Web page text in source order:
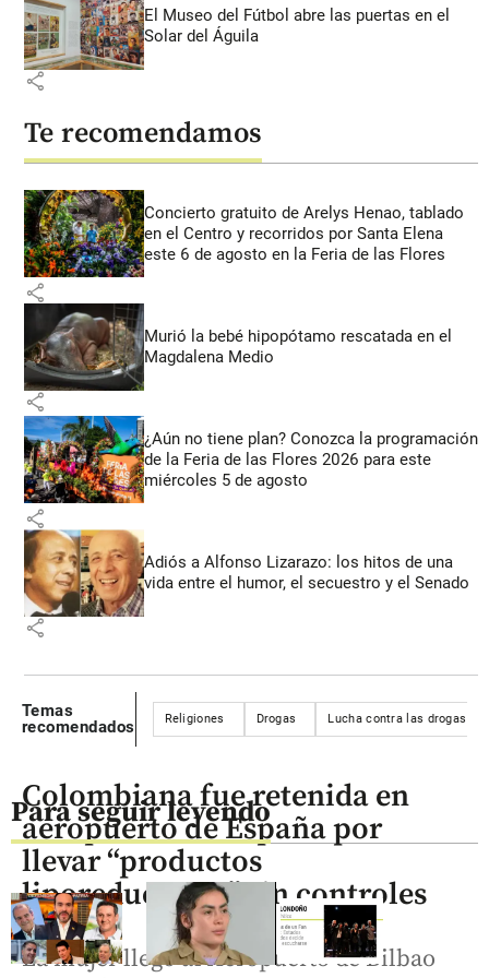
El Museo del Fútbol abre las puertas en el
Solar del Águila
share
Te recomendamos
Concierto gratuito de Arelys Henao, tablado
en el Centro y recorridos por Santa Elena
este 6 de agosto en la Feria de las Flores
share
Murió la bebé hipopótamo rescatada en el
Magdalena Medio
share
¿Aún no tiene plan? Conozca la programación
de la Feria de las Flores 2026 para este
miércoles 5 de agosto
share
Adiós a Alfonso Lizarazo: los hitos de una
vida entre el humor, el secuestro y el Senado
share
Temas
recomendados
Religiones Drogas Lucha contra las drogas
Para seguir leyendo
Colombiana fue retenida en
aeropuerto de España por
llevar “productos
liporeductores” sin controles
La mujer llegó al Aeropuerto de Bilbao